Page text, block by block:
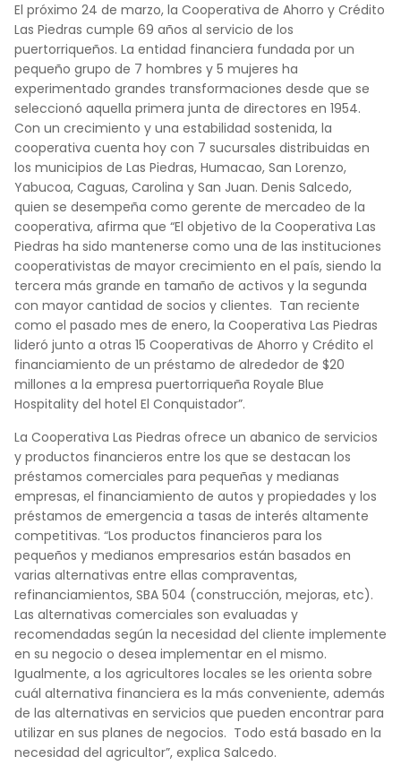
El próximo 24 de marzo, la Cooperativa de Ahorro y Crédito
Las Piedras cumple 69 años al servicio de los
puertorriqueños. La entidad financiera fundada por un
pequeño grupo de 7 hombres y 5 mujeres ha
experimentado grandes transformaciones desde que se
seleccionó aquella primera junta de directores en 1954.
Con un crecimiento y una estabilidad sostenida, la
cooperativa cuenta hoy con 7 sucursales distribuidas en
los municipios de Las Piedras, Humacao, San Lorenzo,
Yabucoa, Caguas, Carolina y San Juan. Denis Salcedo,
quien se desempeña como gerente de mercadeo de la
cooperativa, afirma que “El objetivo de la Cooperativa Las
Piedras ha sido mantenerse como una de las instituciones
cooperativistas de mayor crecimiento en el país, siendo la
tercera más grande en tamaño de activos y la segunda
con mayor cantidad de socios y clientes. Tan reciente
como el pasado mes de enero, la Cooperativa Las Piedras
lideró junto a otras 15 Cooperativas de Ahorro y Crédito el
financiamiento de un préstamo de alrededor de $20
millones a la empresa puertorriqueña Royale Blue
Hospitality del hotel El Conquistador”.
La Cooperativa Las Piedras ofrece un abanico de servicios
y productos financieros entre los que se destacan los
préstamos comerciales para pequeñas y medianas
empresas, el financiamiento de autos y propiedades y los
préstamos de emergencia a tasas de interés altamente
competitivas. “Los productos financieros para los
pequeños y medianos empresarios están basados en
varias alternativas entre ellas compraventas,
refinanciamientos, SBA 504 (construcción, mejoras, etc).
Las alternativas comerciales son evaluadas y
recomendadas según la necesidad del cliente implemente
en su negocio o desea implementar en el mismo.
Igualmente, a los agricultores locales se les orienta sobre
cuál alternativa financiera es la más conveniente, además
de las alternativas en servicios que pueden encontrar para
utilizar en sus planes de negocios. Todo está basado en la
necesidad del agricultor”, explica Salcedo.